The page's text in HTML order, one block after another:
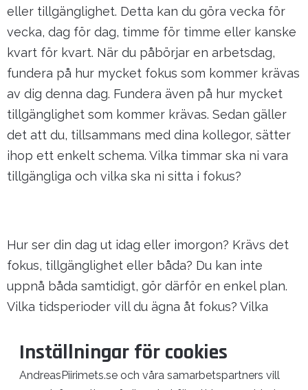
eller tillgänglighet. Detta kan du göra vecka för
vecka, dag för dag, timme för timme eller kanske
kvart för kvart. När du påbörjar en arbetsdag,
fundera på hur mycket fokus som kommer krävas
av dig denna dag. Fundera även på hur mycket
tillgänglighet som kommer krävas. Sedan gäller
det att du, tillsammans med dina kollegor, sätter
ihop ett enkelt schema. Vilka timmar ska ni vara
tillgängliga och vilka ska ni sitta i fokus?
Hur ser din dag ut idag eller imorgon? Krävs det
fokus, tillgänglighet eller båda? Du kan inte
uppnå båda samtidigt, gör därför en enkel plan.
Vilka tidsperioder vill du ägna åt fokus? Vilka
Mer läsning
Inställningar för cookies
AndreasPiirimets.se och våra samarbetspartners vill